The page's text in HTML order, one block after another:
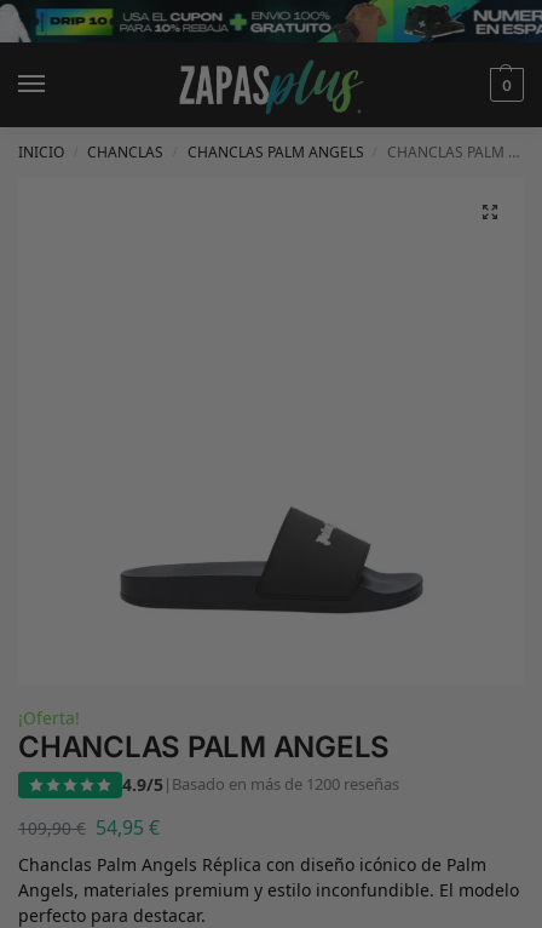
0
INICIO CHANCLAS CHANCLAS PALM ANGELS CHANCLAS PALM ANGELS
¡Oferta!
CHANCLAS PALM ANGELS
4.9/5| Basado en más de 1200 reseñas
109,90€ 54,95 €
Chanclas Palm Angels Réplica con diseño icónico de Palm
Angels, materiales premium y estilo inconfundible. El modelo
perfecto para destacar.